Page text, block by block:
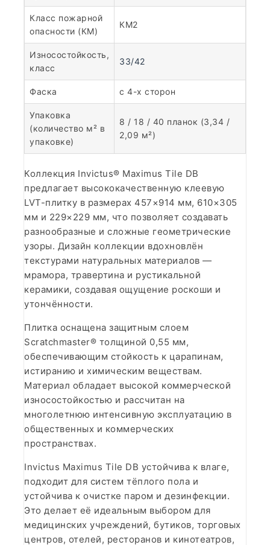
Класс пожарной
опасности (КМ)
КМ2
Износостойкость,
класс
33/42
Фаска с 4-х сторон
Упаковка
(количество м² в
упаковке)
8 / 18 / 40 планок (3,34 /
2,09 м²)
Коллекция Invictus® Maximus Tile DB
предлагает высококачественную клеевую
LVT-плитку в размерах 457×914 мм, 610×305
мм и 229×229 мм, что позволяет создавать
разнообразные и сложные геометрические
узоры. Дизайн коллекции вдохновлён
текстурами натуральных материалов —
мрамора, травертина и рустикальной
керамики, создавая ощущение роскоши и
утончённости.
Плитка оснащена защитным слоем
Scratchmaster® толщиной 0,55 мм,
обеспечивающим стойкость к царапинам,
истиранию и химическим веществам.
Материал обладает высокой коммерческой
износостойкостью и рассчитан на
многолетнюю интенсивную эксплуатацию в
общественных и коммерческих
пространствах.
Invictus Maximus Tile DB устойчива к влаге,
подходит для систем тёплого пола и
устойчива к очистке паром и дезинфекции.
Это делает её идеальным выбором для
медицинских учреждений, бутиков, торговых
центров, отелей, ресторанов и кинотеатров,